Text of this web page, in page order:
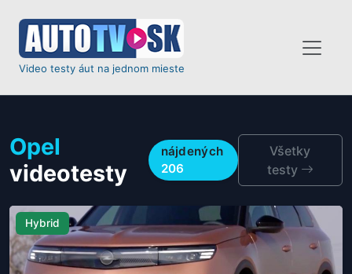
Video testy áut na jednom mieste
Opel
videotesty
nájdených
206
Všetky
testy
Hybrid